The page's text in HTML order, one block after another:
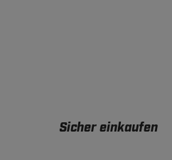
Sicher einkaufen